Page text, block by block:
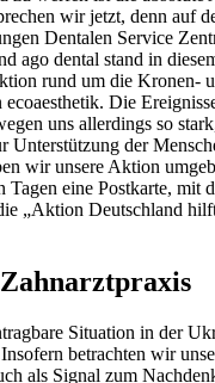
wir jetzt, denn auf
Dentalen Service
ago dental stand in
rund um die Kronen-
Die
uns allerdings so
Unterstützung der
wir unsere Aktion
Tagen eine Postkarte, mit
„Aktion Deutschland
Situation in der
betrachten wir
als Signal zum